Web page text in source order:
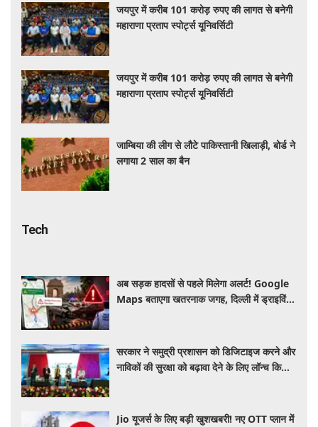
जयपुर में करीब 101 करोड़ रुपए की लागत से बनेगी
महाराणा प्रताप स्पोर्ट्स यूनिवर्सिटी
जयपुर में करीब 101 करोड़ रुपए की लागत से बनेगी
महाराणा प्रताप स्पोर्ट्स यूनिवर्सिटी
जाम्बिया की लीग से लौटे पाकिस्तानी खिलाड़ी, बोर्ड ने
लगाया 2 साल का बैन
Tech
अब सड़क हादसों से पहले मिलेगा अलर्ट! Google
Maps बताएगा खतरनाक जगह, दिल्ली में ड्राइविंग
सरकार ने समुद्री प्रशासन को डिजिटाइज करने और
नाविकों की सुरक्षा को बढ़ावा देने के लिए लॉन्च किया
Jio यूजर्स के लिए बड़ी खुशखबरी! नए OTT प्लान में